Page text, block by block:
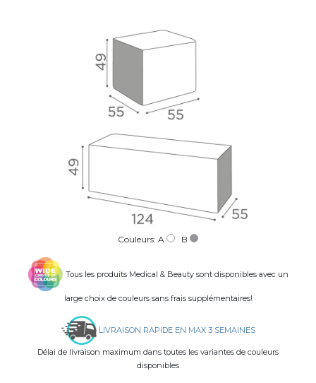
Couleurs: A B
Tous les produits Medical & Beauty sont disponibles avec un
large choix de couleurs sans frais supplémentaires!
LIVRAISON RAPIDE EN MAX 3 SEMAINES
Délai de livraison maximum dans toutes les variantes de couleurs
disponibles